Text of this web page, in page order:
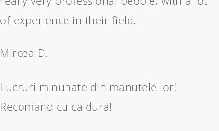
of experience in their field.
Mircea D.
Lucruri minunate din manutele lor!
Recomand cu caldura!